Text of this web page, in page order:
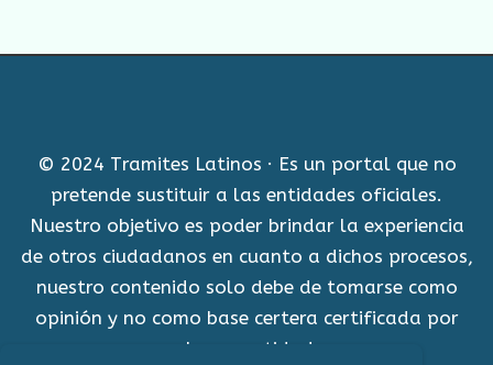
© 2024 Tramites Latinos · Es un portal que no
pretende sustituir a las entidades oficiales.
Nuestro objetivo es poder brindar la experiencia
de otros ciudadanos en cuanto a dichos procesos,
nuestro contenido solo debe de tomarse como
opinión y no como base certera certificada por
alguna entidad.